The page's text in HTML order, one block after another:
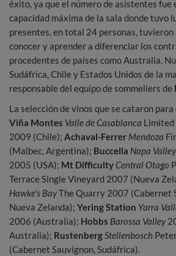
éxito, ya que el número de asistentes fue
capacidad máxima de la sala donde tuvo
presentes, en total 24 personas, tuvieron
conocer y aprender a diferenciar los
procedentes de países como Australia,
Sudáfrica, Chile y Estados Unidos de la
responsable del equipo de sommeliers de
La selección de vinos que se cataron
Viña Montes Valle de Casablanca Limited
2009 (Chile); Achaval-Ferrer Mendoza
(Malbec, Argentina); Buccella Napa Valley
2005 (USA); Mt DifficultyCentral Otago
Terrace Single Vineyard 2007 (Nueva
Hawke’s BayThe Quarry 2007 (Cabernet
Nueva Zelanda); Yering Station Yarra
2006 (Australia); Hobbs Barossa Valley
Australia); RustenbergStellenbosch
(Cabernet Sauvignon, Sudáfrica).